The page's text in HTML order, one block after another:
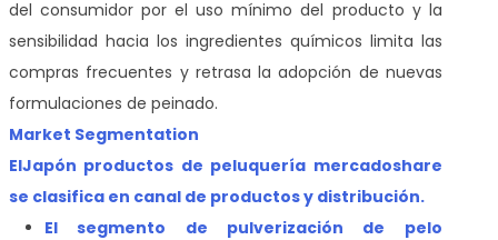
del consumidor por el uso mínimo del producto y la
sensibilidad hacia los ingredientes químicos limita las
compras frecuentes y retrasa la adopción de nuevas
formulaciones de peinado.
Market Segmentation
ElJapón productos de peluquería mercadoshare
se clasifica en canal de productos y distribución.
El segmento de pulverización de pelo